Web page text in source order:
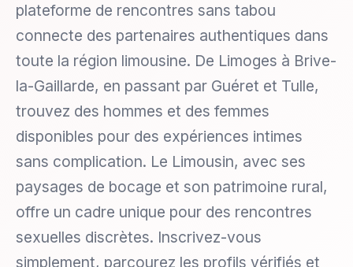
plateforme de rencontres sans tabou
connecte des partenaires authentiques dans
toute la région limousine. De Limoges à Brive-
la-Gaillarde, en passant par Guéret et Tulle,
trouvez des hommes et des femmes
disponibles pour des expériences intimes
sans complication. Le Limousin, avec ses
paysages de bocage et son patrimoine rural,
offre un cadre unique pour des rencontres
sexuelles discrètes. Inscrivez-vous
simplement, parcourez les profils vérifiés et